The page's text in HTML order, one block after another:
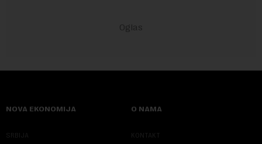
NOVA EKONOMIJA
SRBIJA
O NAMA
KONTAKT